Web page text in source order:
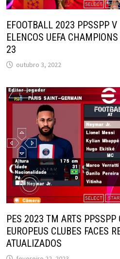
EFOOTBALL 2023 PPSSPP V
ELENCOS UEFA
23
outubro 3, 2022
PES 2023 TM ARTS PPSSPP
EUROPEUS CLUBES FACES
ATUALIZADOS